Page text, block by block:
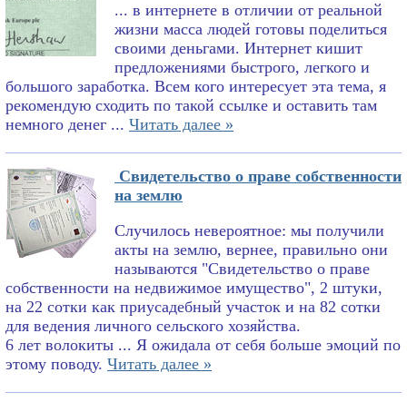
... в интернете в отличии от реальной
жизни масса людей готовы поделиться
своими деньгами. Интернет кишит
предложениями быстрого, легкого и
большого заработка. Всем кого интересует эта тема, я
рекомендую сходить по такой ссылке и оставить там
немного денег ... Читать далее »
Свидетельство о праве собственности
на землю
Случилось невероятное: мы получили
акты на землю, вернее, правильно они
называются "Свидетельство о праве
собственности на недвижимое имущество", 2 штуки,
на 22 сотки как приусадебный участок и на 82 сотки
для ведения личного сельского хозяйства.
6 лет волокиты ... Я ожидала от себя больше эмоций по
этому поводу. Читать далее »